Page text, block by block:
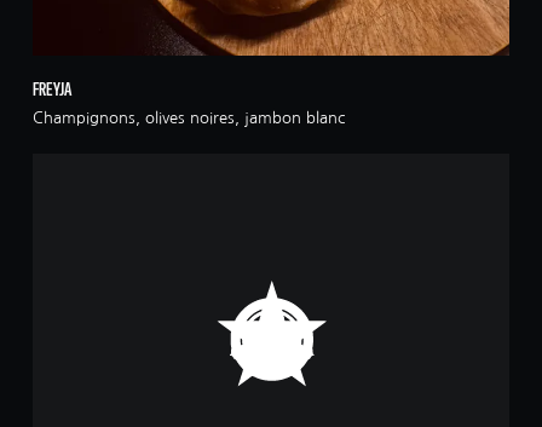
FREYJA
Champignons, olives noires, jambon blanc